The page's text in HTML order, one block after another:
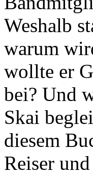
Weshalb
warum
wollte er
bei? Und
Skai
diesem
Reiser